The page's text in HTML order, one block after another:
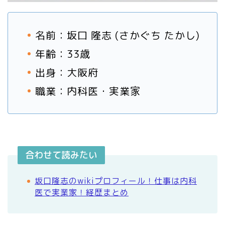
名前：坂口 隆志 (さかぐち たかし)
年齢：33歳
出身：大阪府
職業：内科医・実業家
合わせて読みたい
坂口隆志のwikiプロフィール！仕事は内科
医で実業家！経歴まとめ